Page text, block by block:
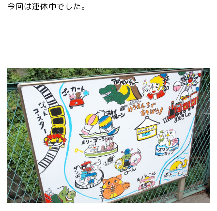
今回は運休中でした。